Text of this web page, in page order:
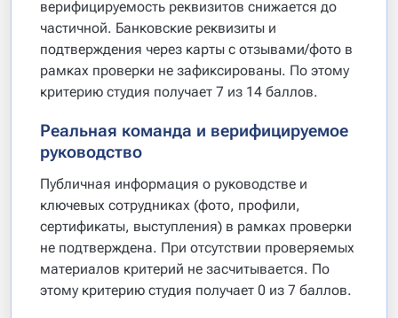
верифицируемость реквизитов снижается до
частичной. Банковские реквизиты и
подтверждения через карты с отзывами/фото в
рамках проверки не зафиксированы. По этому
критерию студия получает 7 из 14 баллов.
Реальная команда и верифицируемое
руководство
Публичная информация о руководстве и
ключевых сотрудниках (фото, профили,
сертификаты, выступления) в рамках проверки
не подтверждена. При отсутствии проверяемых
материалов критерий не засчитывается. По
этому критерию студия получает 0 из 7 баллов.